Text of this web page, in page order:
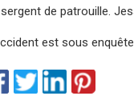
de patrouille.
est sous enquête.